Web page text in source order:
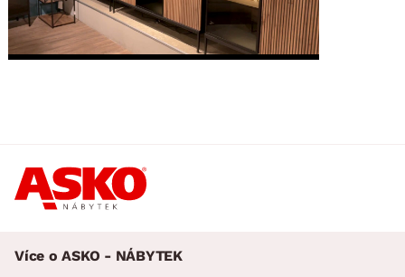
Více o ASKO - NÁBYTEK